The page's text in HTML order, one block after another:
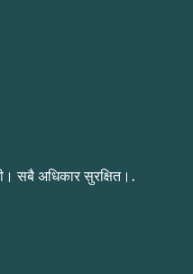
सबै अधिकार सुरक्षित।.